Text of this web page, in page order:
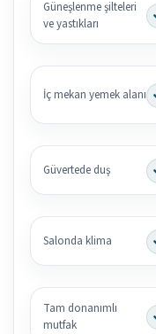
Güneşlenme şilteleri
ve yastıkları
İç mekan yemek alanı
Güvertede duş
Salonda klima
Tam donanımlı
mutfak